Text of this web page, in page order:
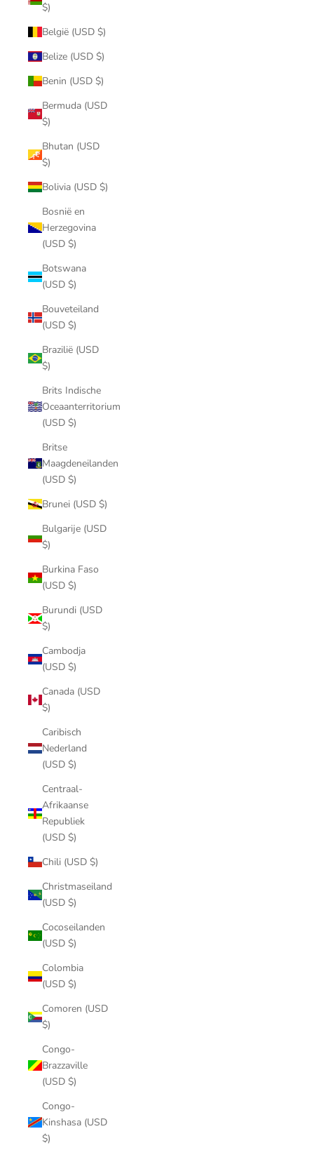
$)
België (USD $)
Belize (USD $)
Benin (USD $)
Bermuda (USD
$)
Bhutan (USD
$)
Bolivia (USD $)
Bosnië en
Herzegovina
(USD $)
Botswana
(USD $)
Bouveteiland
(USD $)
Brazilië (USD
$)
Brits Indische
Oceaanterritorium
(USD $)
Britse
Maagdeneilanden
(USD $)
Brunei (USD $)
Bulgarije (USD
$)
Burkina Faso
(USD $)
Burundi (USD
$)
Cambodja
(USD $)
Canada (USD
$)
Caribisch
Nederland
(USD $)
Centraal-
Afrikaanse
Republiek
(USD $)
Chili (USD $)
Christmaseiland
(USD $)
Cocoseilanden
(USD $)
Colombia
(USD $)
Comoren (USD
$)
Congo-
Brazzaville
(USD $)
Congo-
Kinshasa (USD
$)